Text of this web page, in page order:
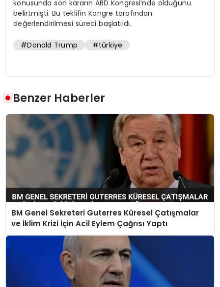
konusunda son kararın ABD Kongresi’nde olduğunu
belirtmişti. Bu teklifin Kongre tarafından
değerlendirilmesi süreci başlatıldı.
#Donald Trump #türkiye
Benzer Haberler
BM Genel Sekreteri Guterres Küresel Çatışmalar
ve İklim Krizi İçin Acil Eylem Çağrısı Yaptı